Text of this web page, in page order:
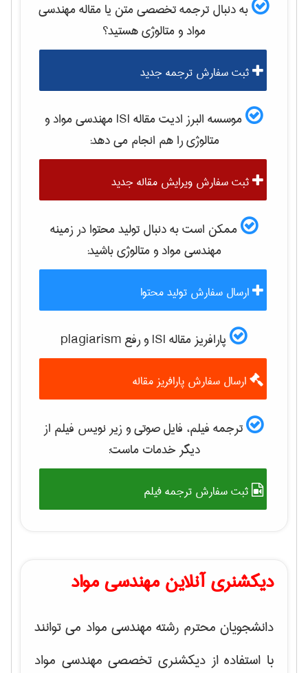
به دنبال ترجمه تخصصی متن یا مقالهمهندسی
مواد و متالوژیهستید؟
ثبت سفارش ترجمه جدید
موسسه البرز ادیت مقاله ISI
مهندسی مواد و
متالوژیرا هم انجام می دهد:
ثبت سفارش ویرایش مقاله جدید
ممکن است به دنبال تولید محتوا در زمینه
مهندسی مواد و متالوژیباشید:
ارسال سفارش تولید محتوا
پارافریز مقاله ISI و رفع plagiarism
ارسال سفارش پارافریز مقاله
ترجمه فیلم، فایل صوتی و زیر نویس فیلم از
دیگر خدمات ماست:
ثبت سفارش ترجمه فیلم
دیکشنری آنلاین مهندسی مواد
دانشجویان محترم رشته مهندسی مواد می توانند
با استفاده از دیکشنری تخصصی مهندسی مواد